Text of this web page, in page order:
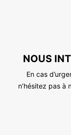
NOUS
En cas
n’hésitez pas à